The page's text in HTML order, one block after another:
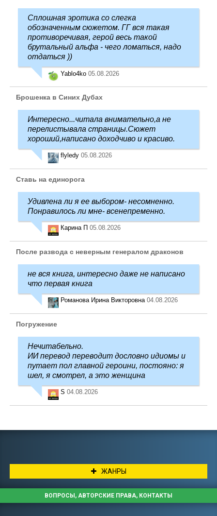
Сплошная эротика со слегка
обозначенным сюжетом. ГГ вся такая
противоречивая, герой весь такой
брутальный альфа - чего ломаться, надо
отдаться ))
Yablo4ko 05.08.2026
Брошенка в Синих Дубах
Интересно...читала внимательно,а не
перелистывала страницы.Сюжет
хороший,написано доходчиво и красиво.
flyledy 05.08.2026
Ставь на единорога
Удивлена ли я ее выбором- несомненно.
Понравилось ли мне- всенепременно.
Карина П 05.08.2026
После развода с неверным генералом драконов
не вся книга, интересно даже не написано
что первая книга
Романова Ирина Викторовна 04.08.2026
Погружение
Нечитабельно.
ИИ перевод переводит дословно идиомы и
путает пол главной героини, постояно: я
шел, я смотрел, а это женщина
S 04.08.2026
ЖАНРЫ
ВОПРОСЫ, АВТОРСКИЕ ПРАВА, КОНТАКТЫ